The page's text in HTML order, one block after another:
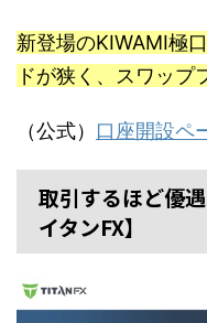
新登場のKIWAMI極
ドが狭く、スワップ
（公式） 口座開設ペ
取引するほど優
イタンFX】